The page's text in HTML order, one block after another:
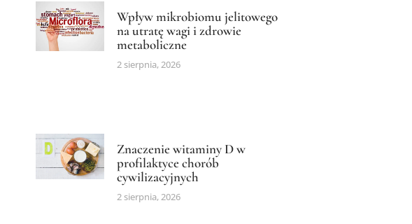
Wpływ mikrobiomu jelitowego
na utratę wagi i zdrowie
metaboliczne
2 sierpnia, 2026
Znaczenie witaminy D w
profilaktyce chorób
cywilizacyjnych
2 sierpnia, 2026